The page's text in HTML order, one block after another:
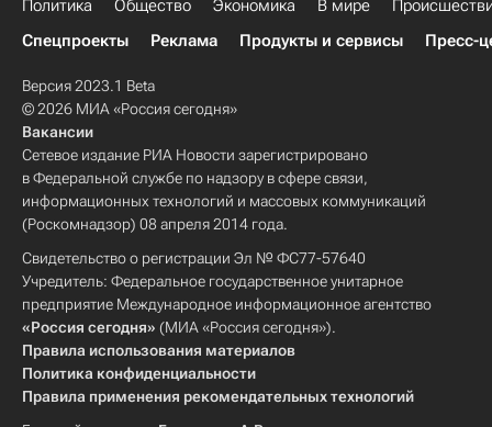
Политика Общество Экономика В мире
Спецпроекты
Реклама Продукты и сервисы Пресс-
Версия 2023.1 Beta
© 2026 МИА «Россия сегодня»
Вакансии
Сетевое издание РИА Новости зарегистрировано
в Федеральной службе по надзору в сфере связи,
информационных технологий и массовых коммуникаций
(Роскомнадзор) 08 апреля 2014 года.
Свидетельство о регистрации Эл № ФС77-57640
Учредитель: Федеральное государственное унитарное
предприятие Международное информационное агентство
«Россия сегодня» (МИА «Россия сегодня»).
Правила использования материалов
Политика конфиденциальности
Правила применения рекомендательных технологий